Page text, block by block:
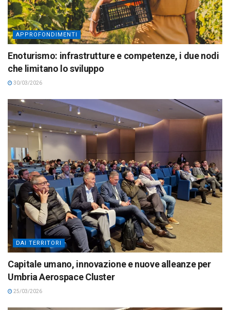
APPROFONDIMENTI
Enoturismo: infrastrutture e competenze, i due nodi
che limitano lo sviluppo
30/03/2026
DAI TERRITORI
Capitale umano, innovazione e nuove alleanze per
Umbria Aerospace Cluster
25/03/2026